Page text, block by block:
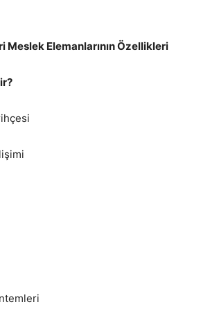
Meslek Elemanlarının Özellikleri